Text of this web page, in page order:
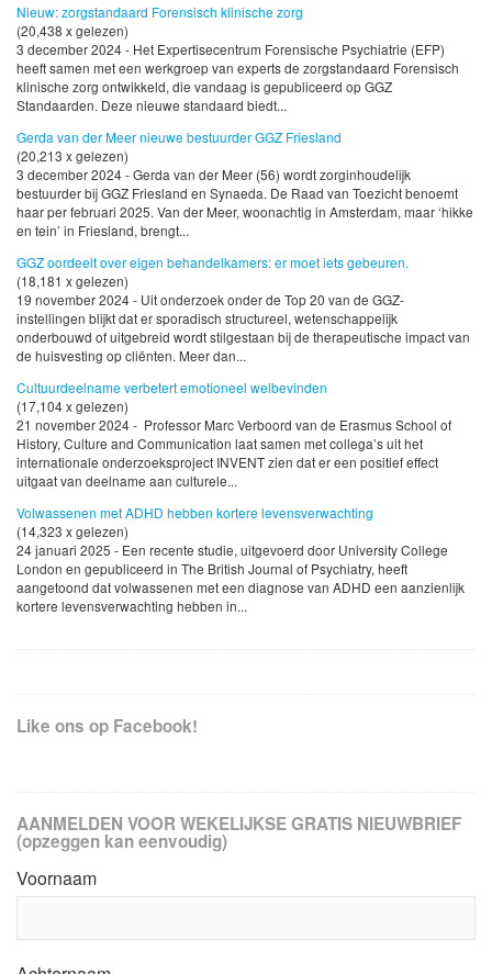
Nieuw: zorgstandaard Forensisch klinische zorg
(20,438 x gelezen)
3 december 2024 - Het Expertisecentrum Forensische Psychiatrie (EFP)
heeft samen met een werkgroep van experts de zorgstandaard Forensisch
klinische zorg ontwikkeld, die vandaag is gepubliceerd op GGZ
Standaarden. Deze nieuwe standaard biedt...
Gerda van der Meer nieuwe bestuurder GGZ Friesland
(20,213 x gelezen)
3 december 2024 - Gerda van der Meer (56) wordt zorginhoudelijk
bestuurder bij GGZ Friesland en Synaeda. De Raad van Toezicht benoemt
haar per februari 2025. Van der Meer, woonachtig in Amsterdam, maar ‘hikke
en tein’ in Friesland, brengt...
GGZ oordeelt over eigen behandelkamers: er moet iets gebeuren.
(18,181 x gelezen)
19 november 2024 - Uit onderzoek onder de Top 20 van de GGZ-
instellingen blijkt dat er sporadisch structureel, wetenschappelijk
onderbouwd of uitgebreid wordt stilgestaan bij de therapeutische impact van
de huisvesting op cliënten. Meer dan...
Cultuurdeelname verbetert emotioneel welbevinden
(17,104 x gelezen)
21 november 2024 - Professor Marc Verboord van de Erasmus School of
History, Culture and Communication laat samen met collega’s uit het
internationale onderzoeksproject INVENT zien dat er een positief effect
uitgaat van deelname aan culturele...
Volwassenen met ADHD hebben kortere levensverwachting
(14,323 x gelezen)
24 januari 2025 - Een recente studie, uitgevoerd door University College
London en gepubliceerd in The British Journal of Psychiatry, heeft
aangetoond dat volwassenen met een diagnose van ADHD een aanzienlijk
kortere levensverwachting hebben in...
Like ons op Facebook!
AANMELDEN VOOR WEKELIJKSE GRATIS NIEUWBRIEF
(opzeggen kan eenvoudig)
Voornaam